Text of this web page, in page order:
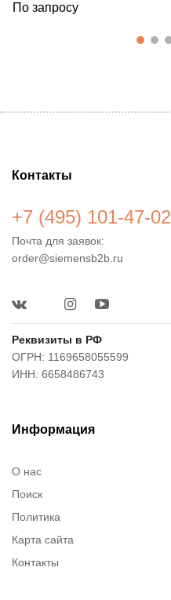
По запросу
Контакты
+7 (495) 101-47-02
Почта для заявок:
order@siemensb2b.ru
Реквизиты в РФ
ОГРН: 1169658055599
ИНН: 6658486743
Информация
О нас
Поиск
Политика
Карта сайта
Контакты